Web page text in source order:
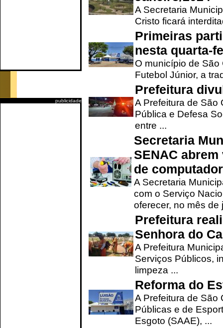
publicidade
A Secretaria
Cristo ficará
Primeiras
nesta quarta-
O município de
Futebol Júnior, a
Prefeitura
A Prefeitura de São
Pública e Defesa
entre ...
Secretaria
SENAC
de
A Secretaria
com o Serviço
oferecer, no mês de
Prefeitura
Senhora do
A Prefeitura
Serviços Públicos,
limpeza ...
Reforma do
A Prefeitura de São
Públicas e de
Esgoto (SAAE), ...